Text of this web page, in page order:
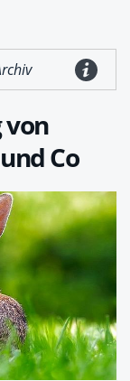
von
Co